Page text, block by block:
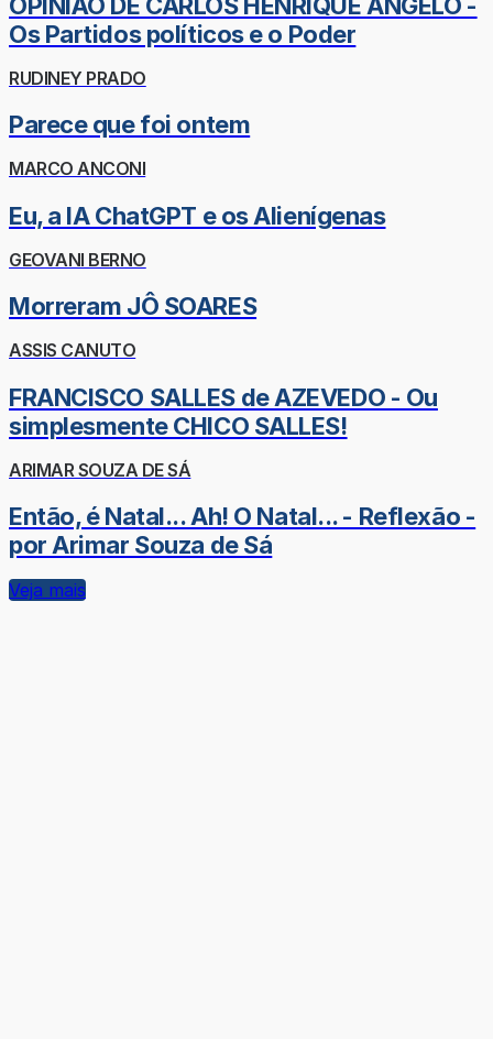
Os Partidos políticos e o Poder
RUDINEY PRADO
Parece que foi ontem
MARCO ANCONI
Eu, a IA ChatGPT e os Alienígenas
GEOVANI BERNO
Morreram JÔ SOARES
ASSIS CANUTO
FRANCISCO SALLES de AZEVEDO - Ou
simplesmente CHICO SALLES!
ARIMAR SOUZA DE SÁ
Então, é Natal... Ah! O Natal... - Reflexão -
por Arimar Souza de Sá
Veja mais